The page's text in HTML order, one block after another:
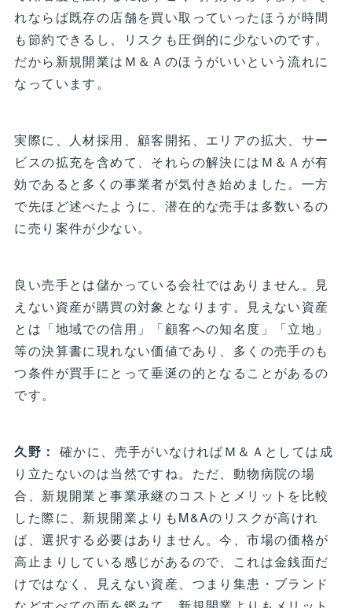
れならば既存の店舗を買い取っていったほうが時間
も節約できるし、リスクも圧倒的に少ないのです。
だから新規開業はＭ＆Ａのほうがいいという流れに
なっています。
実際に、人材採用、顧客開拓、エリアの拡大、サー
ビスの拡充を含めて、それらの解決にはＭ＆Ａが有
効であると多くの事業者が気付き始めました。一方
で先ほど述べたように、潜在的な売手は多数いるの
に売り案件が少ない。
良い売手とは儲かっている会社ではありません。見
えない資産が購買の対象となります。見えない資産
とは「地域での信用」「顧客への知名度」「立地」
等の決算書に現れない価値であり、多くの売手のも
つ条件が買手にとって垂涎の的となることがあるの
です。
久野： 確かに、売手がいなければＭ＆Ａとしては成
り立たないのは当然ですね。ただ、動物病院の場
合、新規開業と事業承継のコストとメリットを比較
した際に、新規開業よりもM&Aのリスクが高けれ
ば、選択する必要はありません。今、市場の価格が
高止まりしている感じがあるので、これは金銭面だ
けではなく、見えない資産、つまり集患・ブランド